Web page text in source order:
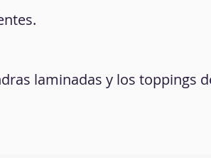
laminadas y los toppings